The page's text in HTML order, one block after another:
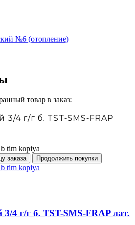
№6 (отопление)
товар в заказ:
4 г/г б. TST-SMS-FRAP
заказа Продолжить покупки
4 г/г б. TST-SMS-FRAP лат.